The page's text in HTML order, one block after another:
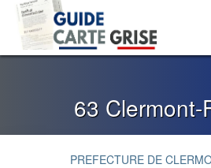
63 Clermont-
PREFECTURE DE